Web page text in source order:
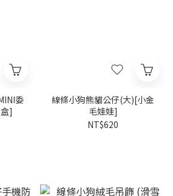
委
]
線條小狗熊貓公仔(大)[小金
毛娃娃]
NT$620